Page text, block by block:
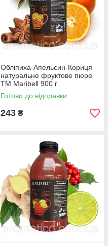
Обліпиха-Апельсин-Кориця
натуральне фруктове пюре
ТМ Maribell 900 г
Готово до відправки
243 ₴